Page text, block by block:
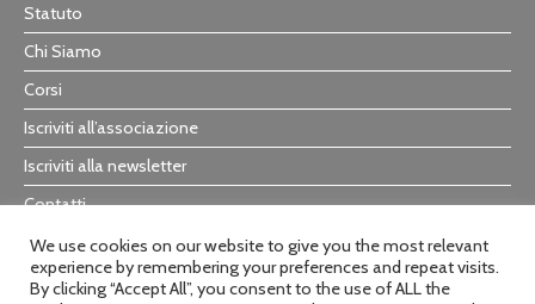
Statuto
Chi Siamo
Corsi
Iscriviti all’associazione
Iscriviti alla newsletter
Contatti
Trasparenza
We use cookies on our website to give you the most relevant
experience by remembering your preferences and repeat visits.
By clicking “Accept All”, you consent to the use of ALL the